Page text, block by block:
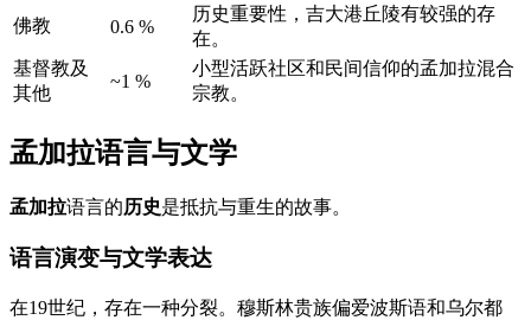
佛教 0.6 %
历史重要性，吉大港丘陵有较强的存
在。
基督教及
其他
~1 %
小型活跃社区和民间信仰的孟加拉混合
宗教。
孟加拉语言与文学
孟加拉语言的历史是抵抗与重生的故事。
语言演变与文学表达
在19世纪，存在一种分裂。穆斯林贵族偏爱波斯语和乌尔都